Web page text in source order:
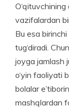
vazifalardan
Bu esa
tug‘diradi.
joyga jamlash
o‘yin faoliyati
bolalar
mashqlardan